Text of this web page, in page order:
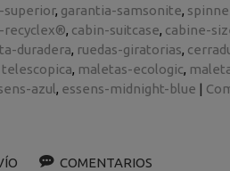
superior garantia-samsonite
recyclex® cabin-suitcase cabine-
duradera ruedas-giratorias
telescopica maletas-ecologic
azul essens-midnight-blue |
COMENTARIOS